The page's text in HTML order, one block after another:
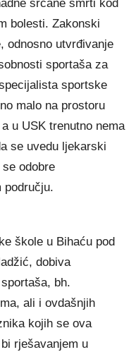
srčane smrti kod
bolesti. Zakonski
odnosno utvrđivanje
sportaša za
sportske
malo na prostoru
u USK trenutno nema
se uvedu ljekarski
odobre
području.
škole u Bihaću pod
dobiva
bh.
ali i ovdašnjih
kojih se ova
rješavanjem u